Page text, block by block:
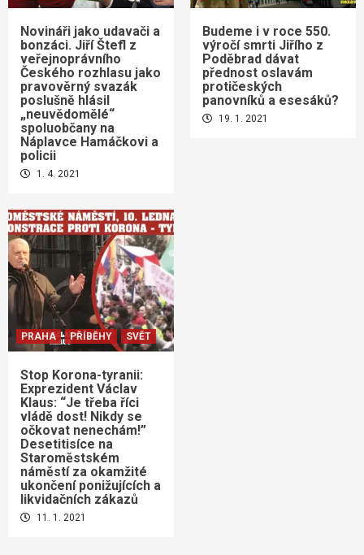
Novináři jako udavači a
bonzáci. Jiří Štefl z
veřejnoprávního
Českého rozhlasu jako
pravověrný svazák
poslušně hlásil
„neuvědomělé“
spoluobčany na
Náplavce Hamáčkovi a
policii
1. 4. 2021
Budeme i v roce 550.
výročí smrti Jiřího z
Poděbrad dávat
přednost oslavám
protičeských
panovníků a esesáků?
19. 1. 2021
PRAHA PŘÍBĚHY SVĚT
Stop Korona-tyranii:
Exprezident Václav
Klaus: “Je třeba říci
vládě dost! Nikdy se
očkovat nenechám!”
Desetitisíce na
Staroměstském
náměstí za okamžité
ukončení ponižujících a
likvidačních zákazů
11. 1. 2021